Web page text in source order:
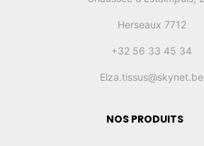
Herseaux 7712
+32 56 33 45 34
Elza.tissus@skynet.be
NOS PRODUITS